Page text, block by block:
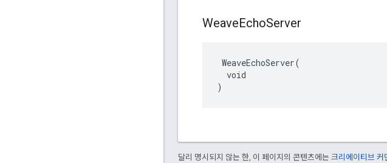
WeaveEchoServer
WeaveEchoServer(
  void
)
달리 명시되지 않는 한, 이 페이지의 콘텐츠에는 크리에이티브 커